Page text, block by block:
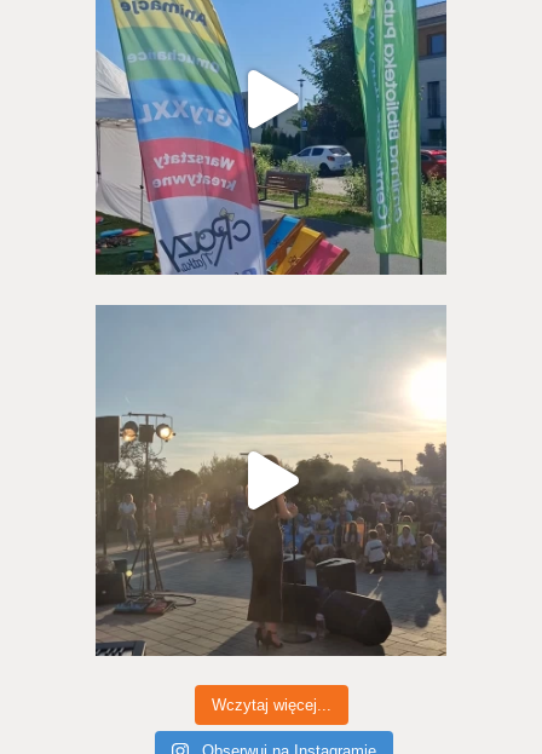
Wczytaj więcej...